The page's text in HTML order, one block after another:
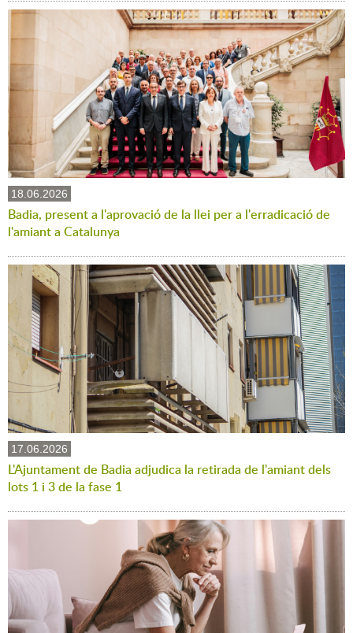
18.06.2026
Badia, present a l'aprovació de la llei per a l'erradicació de
l'amiant a Catalunya
17.06.2026
L'Ajuntament de Badia adjudica la retirada de l'amiant dels
lots 1 i 3 de la fase 1